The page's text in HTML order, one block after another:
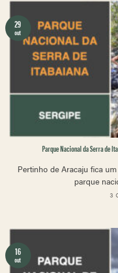
Parque Nacional da Serra de
Pertinho de Aracaju fica
parque
3
29
out
16
out